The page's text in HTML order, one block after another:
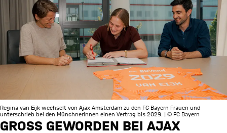
Regina van Eijk wechselt von Ajax Amsterdam zu den FC Bayern Frauen und
unterschrieb bei den Münchnerinnen einen Vertrag bis 2029. | © FC Bayern
GROSS GEWORDEN BEI AJAX A